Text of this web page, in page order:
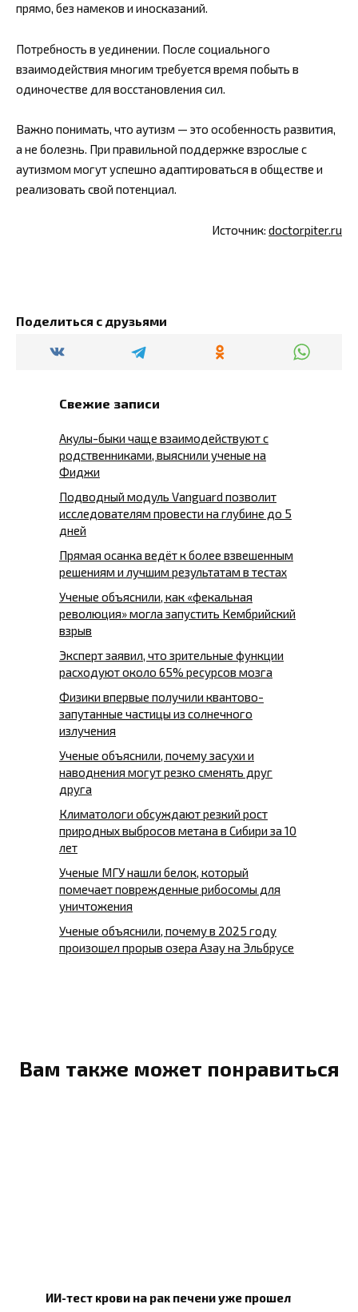
прямо, без намеков и иносказаний.
Потребность в уединении. После социального
взаимодействия многим требуется время побыть в
одиночестве для восстановления сил.
Важно понимать, что аутизм — это особенность развития,
а не болезнь. При правильной поддержке взрослые с
аутизмом могут успешно адаптироваться в обществе и
реализовать свой потенциал.
Источник: doctorpiter.ru
Поделиться с друзьями
Свежие записи
Акулы-быки чаще взаимодействуют с
родственниками, выяснили ученые на
Фиджи
Подводный модуль Vanguard позволит
исследователям провести на глубине до 5
дней
Прямая осанка ведёт к более взвешенным
решениям и лучшим результатам в тестах
Ученые объяснили, как «фекальная
революция» могла запустить Кембрийский
взрыв
Эксперт заявил, что зрительные функции
расходуют около 65% ресурсов мозга
Физики впервые получили квантово-
запутанные частицы из солнечного
излучения
Ученые объяснили, почему засухи и
наводнения могут резко сменять друг
друга
Климатологи обсуждают резкий рост
природных выбросов метана в Сибири за 10
лет
Ученые МГУ нашли белок, который
помечает поврежденные рибосомы для
уничтожения
Ученые объяснили, почему в 2025 году
произошел прорыв озера Азау на Эльбрусе
Вам также может понравиться
ИИ-тест крови на рак печени уже прошел